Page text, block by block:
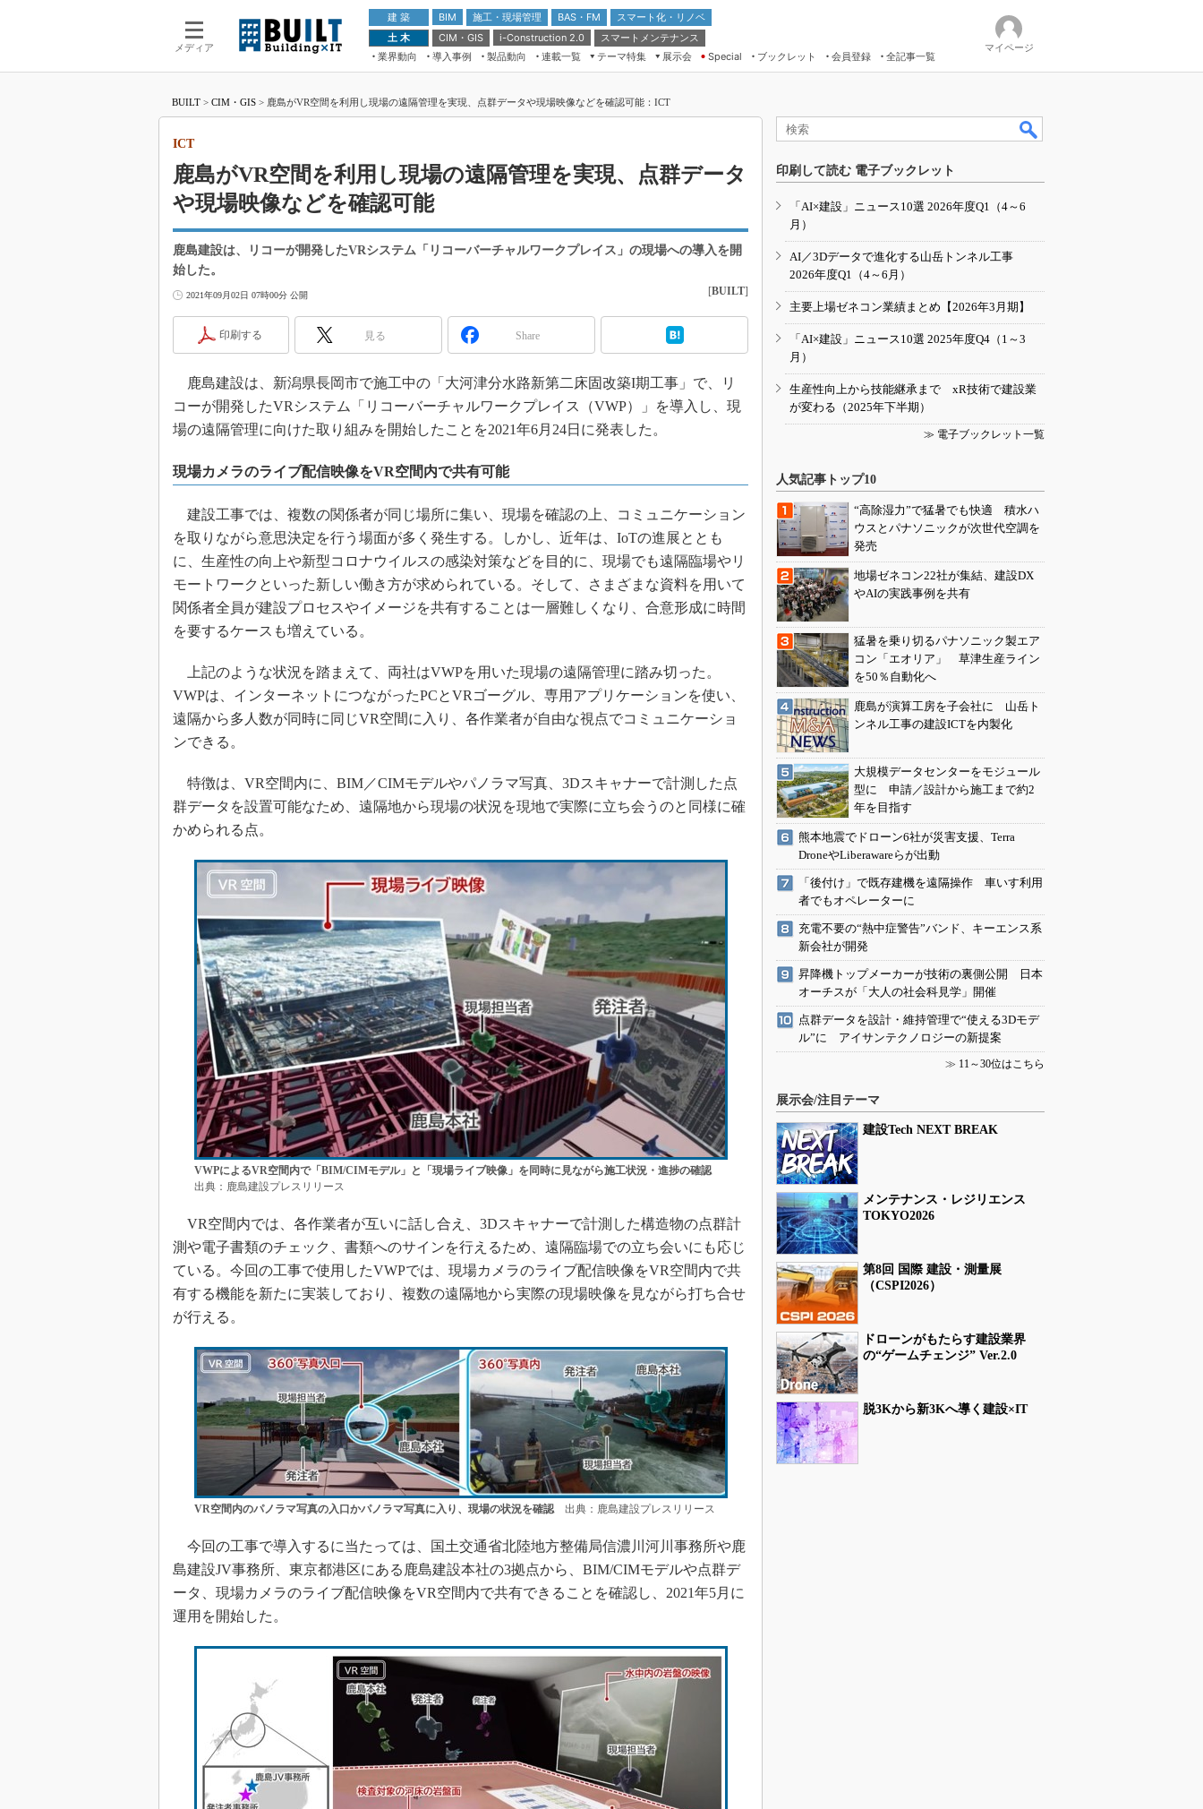
メディア
建 築 BIM 施工・現場管理 BAS・FM
スマート化・リノベ
土 木
CIM・GIS i-Construction 2.0
スマートメンテナンス
業界動向
導入事例 製品動向 連載一覧
テーマ特集
ドローンがもたらす建設業界の“ゲー
ムチェンジ” Ver.2.0
“Society5.0”時代のスマートビル
VR／ARが描くモノづくりのミライ
展示会
第8回 国際 建設・測量展
築・土木・不動産の先端技術展－
メンテナンス・レジリエンスOSAKA
IGAS2018
Special ブックレット 会員登録 全記事一覧
マイページ
BUILT > CIM・GIS > 鹿島がVR空間を利用し現場の遠隔管理を実現、点群データや現場映像などを確認可能：ICT
鹿島がVR空間を利用し現場の遠隔管理を実現、点群データ
や現場映像などを確認可能
ICT
鹿島建設は、リコーが開発したVRシステム「リコーバーチャルワークプレイス」の現場への導入を開
始した。
2021年09月02日 07時00分 公開 [BUILT]
印刷する 見る Share
鹿島建設は、新潟県長岡市で施工中の「大河津分水路新第二床固改築I期工事」で、リ
コーが開発したVRシステム「リコーバーチャルワークプレイス（VWP）」を導入し、現
場の遠隔管理に向けた取り組みを開始したことを2021年6月24日に発表した。
現場カメラのライブ配信映像をVR空間内で共有可能
建設工事では、複数の関係者が同じ場所に集い、現場を確認の上、コミュニケーション
を取りながら意思決定を行う場面が多く発生する。しかし、近年は、IoTの進展ととも
に、生産性の向上や新型コロナウイルスの感染対策などを目的に、現場でも遠隔臨場やリ
モートワークといった新しい働き方が求められている。そして、さまざまな資料を用いて
関係者全員が建設プロセスやイメージを共有することは一層難しくなり、合意形成に時間
を要するケースも増えている。
上記のような状況を踏まえて、両社はVWPを用いた現場の遠隔管理に踏み切った。
VWPは、インターネットにつながったPCとVRゴーグル、専用アプリケーションを使い、
遠隔から多人数が同時に同じVR空間に入り、各作業者が自由な視点でコミュニケーショ
ンできる。
特徴は、VR空間内に、BIM／CIMモデルやパノラマ写真、3Dスキャナーで計測した点
群データを設置可能なため、遠隔地から現場の状況を現地で実際に立ち会うのと同様に確
かめられる点。
VWPによるVR空間内で「BIM/CIMモデル」と「現場ライブ映像」を同時に見ながら施工状況・進捗の確認
出典：鹿島建設プレスリリース
VR空間内では、各作業者が互いに話し合え、3Dスキャナーで計測した構造物の点群計
測や電子書類のチェック、書類へのサインを行えるため、遠隔臨場での立ち会いにも応じ
ている。今回の工事で使用したVWPでは、現場カメラのライブ配信映像をVR空間内で共
有する機能を新たに実装しており、複数の遠隔地から実際の現場映像を見ながら打ち合せ
が行える。
VR空間内のパノラマ写真の入口かパノラマ写真に入り、現場の状況を確認出典：鹿島建設プレスリリース
今回の工事で導入するに当たっては、国土交通省北陸地方整備局信濃川河川事務所や鹿
島建設JV事務所、東京都港区にある鹿島建設本社の3拠点から、BIM/CIMモデルや点群デ
ータ、現場カメラのライブ配信映像をVR空間内で共有できることを確認し、2021年5月に
運用を開始した。
印刷して読む 電子ブックレット
「AI×建設」ニュース10選 2026年度Q1（4～6
月）
AI／3Dデータで進化する山岳トンネル工事
2026年度Q1（4～6月）
主要上場ゼネコン業績まとめ【2026年3月期】
「AI×建設」ニュース10選 2025年度Q4（1～3
月）
生産性向上から技能継承まで xR技術で建設業
が変わる（2025年下半期）
≫ 電子ブックレット一覧
人気記事トップ10
“高除湿力”で猛暑でも快適 積水ハ
ウスとパナソニックが次世代空調を
発売
地場ゼネコン22社が集結、建設DX
やAIの実践事例を共有
猛暑を乗り切るパナソニック製エア
コン「エオリア」 草津生産ライン
を50％自動化へ
鹿島が演算工房を子会社に 山岳ト
ンネル工事の建設ICTを内製化
大規模データセンターをモジュール
型に 申請／設計から施工まで約2
年を目指す
熊本地震でドローン6社が災害支援、Terra
DroneやLiberawareらが出動
「後付け」で既存建機を遠隔操作 車いす利用
者でもオペレーターに
充電不要の“熱中症警告”バンド、キーエンス系
新会社が開発
昇降機トップメーカーが技術の裏側公開 日本
オーチスが「大人の社会科見学」開催
点群データを設計・維持管理で“使える3Dモデ
ル”に アイサンテクノロジーの新提案
≫ 11～30位はこちら
展示会/注目テーマ
建設Tech NEXT BREAK
メンテナンス・レジリエンス
TOKYO2026
第8回 国際 建設・測量展
（CSPI2026）
ドローンがもたらす建設業界
の“ゲームチェンジ” Ver.2.0
脱3Kから新3Kへ導く建設×IT